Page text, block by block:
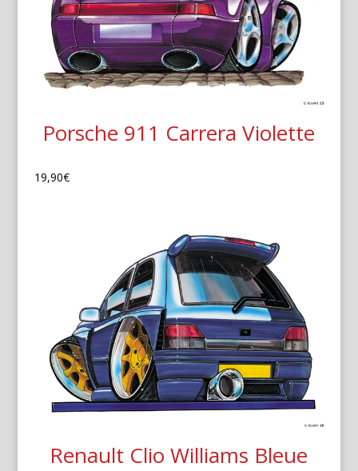
Porsche 911 Carrera Violette
19,90€
Renault Clio Williams Bleue